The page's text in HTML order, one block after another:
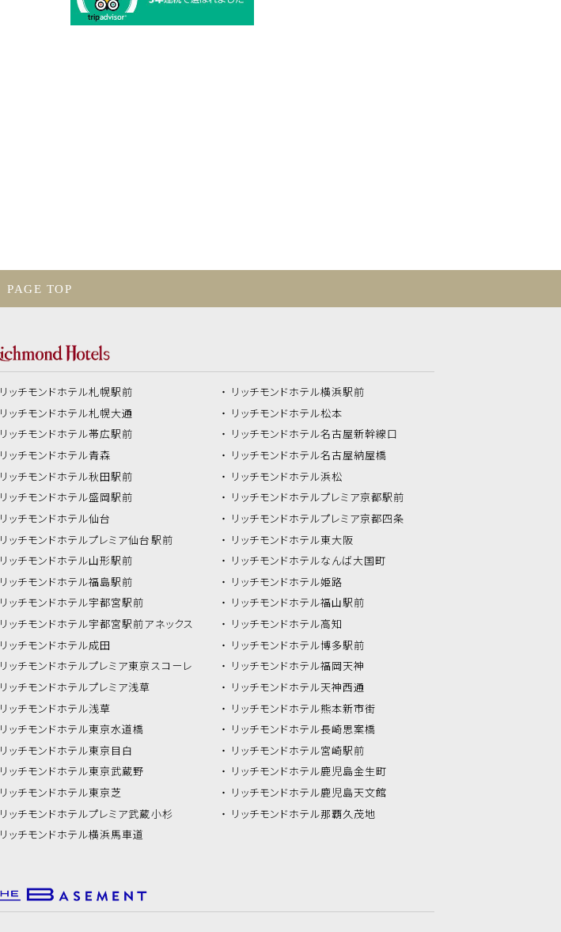
PAGE TOP
リッチモンドホテル札幌駅前
リッチモンドホテル札幌大通
リッチモンドホテル帯広駅前
リッチモンドホテル青森
リッチモンドホテル秋田駅前
リッチモンドホテル盛岡駅前
リッチモンドホテル仙台
リッチモンドホテルプレミア仙台駅前
リッチモンドホテル山形駅前
リッチモンドホテル福島駅前
リッチモンドホテル宇都宮駅前
リッチモンドホテル宇都宮駅前アネックス
リッチモンドホテル成田
リッチモンドホテルプレミア東京スコーレ
リッチモンドホテルプレミア浅草
リッチモンドホテル浅草
リッチモンドホテル東京水道橋
リッチモンドホテル東京目白
リッチモンドホテル東京武蔵野
リッチモンドホテル東京芝
リッチモンドホテルプレミア武蔵小杉
リッチモンドホテル横浜馬車道
リッチモンドホテル横浜駅前
リッチモンドホテル松本
リッチモンドホテル名古屋新幹線口
リッチモンドホテル名古屋納屋橋
リッチモンドホテル浜松
リッチモンドホテルプレミア京都駅前
リッチモンドホテルプレミア京都四条
リッチモンドホテル東大阪
リッチモンドホテルなんば大国町
リッチモンドホテル姫路
リッチモンドホテル福山駅前
リッチモンドホテル高知
リッチモンドホテル博多駅前
リッチモンドホテル福岡天神
リッチモンドホテル天神西通
リッチモンドホテル熊本新市街
リッチモンドホテル長崎思案橋
リッチモンドホテル宮崎駅前
リッチモンドホテル鹿児島金生町
リッチモンドホテル鹿児島天文館
リッチモンドホテル那覇久茂地